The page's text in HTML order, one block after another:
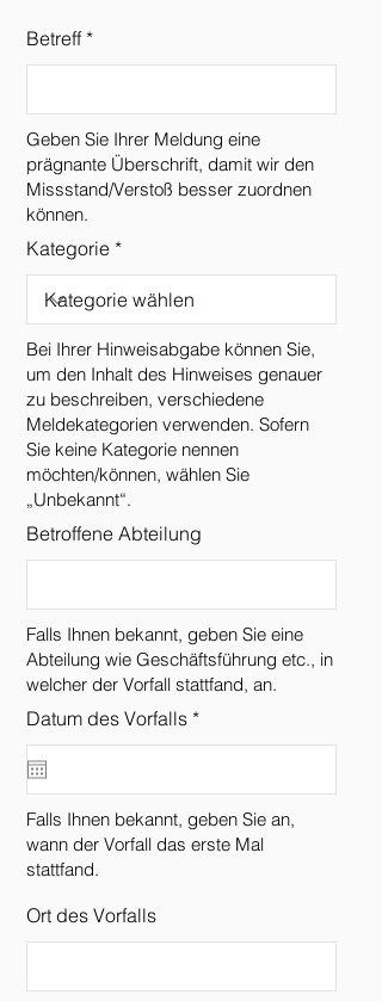
Betreff
Geben Sie Ihrer Meldung eine
prägnante Überschrift, damit wir den
Missstand/Verstoß besser zuordnen
können.
Kategorie
Bei Ihrer Hinweisabgabe können Sie,
um den Inhalt des Hinweises genauer
zu beschreiben, verschiedene
Meldekategorien verwenden. Sofern
Sie keine Kategorie nennen
möchten/können, wählen Sie
„Unbekannt“.
Betroffene Abteilung
Falls Ihnen bekannt, geben Sie eine
Abteilung wie Geschäftsführung etc., in
welcher der Vorfall stattfand, an.
Datum des Vorfalls *r
i
r
e
d
Falls Ihnen bekannt, geben Sie an,
wann der Vorfall das erste Mal
stattfand.
Ort des Vorfalls